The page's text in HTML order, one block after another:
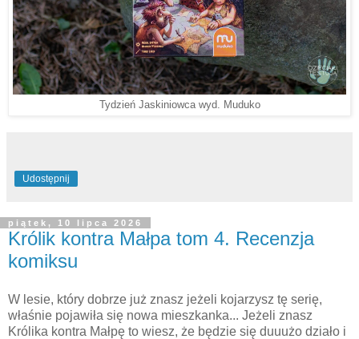
Tydzień Jaskiniowca wyd. Muduko
Udostępnij
piątek, 10 lipca 2026
Królik kontra Małpa tom 4. Recenzja
komiksu
W lesie, który dobrze już znasz jeżeli kojarzysz tę serię,
właśnie pojawiła się nowa mieszkanka... Jeżeli znasz
Królika kontra Małpę to wiesz, że będzie się duuużo działo i